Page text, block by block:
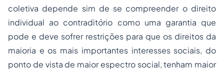
coletiva depende sim de se compreender o direito
individual ao contraditório como uma garantia que
pode e deve sofrer restrições para que os direitos da
maioria e os mais importantes interesses sociais, do
ponto de vista de maior espectro social, tenham maior